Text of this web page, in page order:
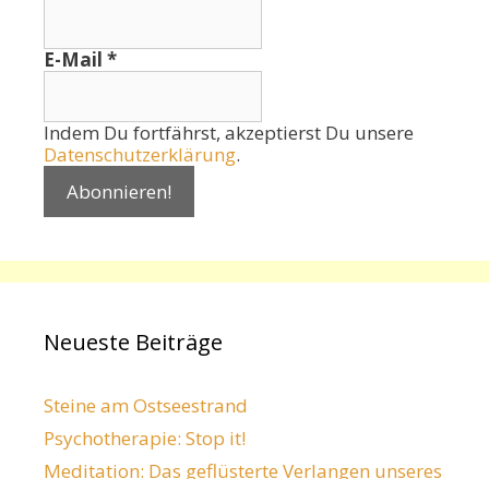
E-Mail *
Indem Du fortfährst, akzeptierst Du unsere
Datenschutzerklärung.
Neueste Beiträge
Steine am Ostseestrand
Psychotherapie: Stop it!
Meditation: Das geflüsterte Verlangen unseres